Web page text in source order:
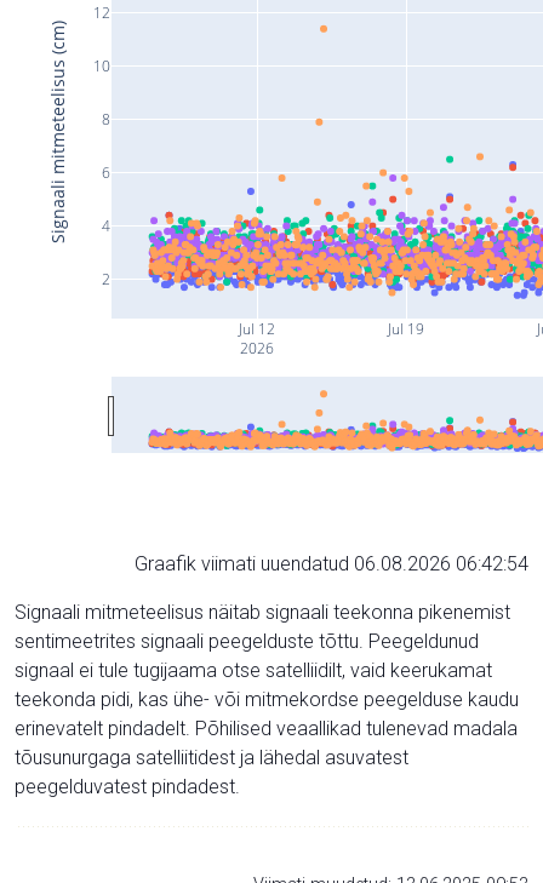
Jul 12
2026
Jul 19
2
4
6
8
10
12
Signaali mitmeteelisus (cm)
Graafik viimati uuendatud 06.08.2026 06:42:54
Signaali mitmeteelisus näitab signaali teekonna pikenemist
sentimeetrites signaali peegelduste tõttu. Peegeldunud
signaal ei tule tugijaama otse satelliidilt, vaid keerukamat
teekonda pidi, kas ühe- või mitmekordse peegelduse kaudu
erinevatelt pindadelt. Põhilised veaallikad tulenevad madala
tõusunurgaga satelliitidest ja lähedal asuvatest
peegelduvatest pindadest.